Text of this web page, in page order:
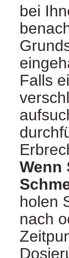
bei
Falls
Wenn
holen
nach